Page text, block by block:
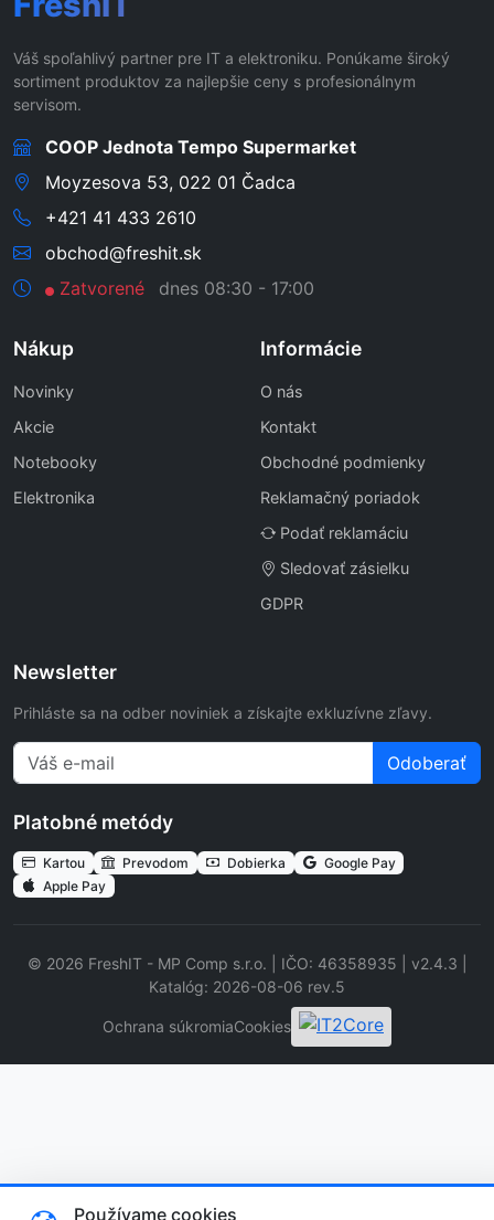
Váš spoľahlivý partner pre IT a elektroniku. Ponúkame široký
sortiment produktov za najlepšie ceny s profesionálnym
servisom.
COOP Jednota Tempo Supermarket
Moyzesova 53, 022 01 Čadca
+421 41 433 2610
obchod@freshit.sk
Zatvorené
dnes 08:30 - 17:00
Nákup
Novinky
Akcie
Notebooky
Elektronika
Informácie
O nás
Kontakt
Obchodné podmienky
Reklamačný poriadok
Podať reklamáciu
Sledovať zásielku
GDPR
Newsletter
Prihláste sa na odber noviniek a získajte exkluzívne zľavy.
Odoberať
Platobné metódy
Kartou Prevodom Dobierka
Google Pay
Apple Pay
© 2026 FreshIT - MP Comp s.r.o. | IČO: 46358935 | v2.4.3 |
Katalóg: 2026-08-06 rev.5
Ochrana súkromiaCookies
Používame cookies